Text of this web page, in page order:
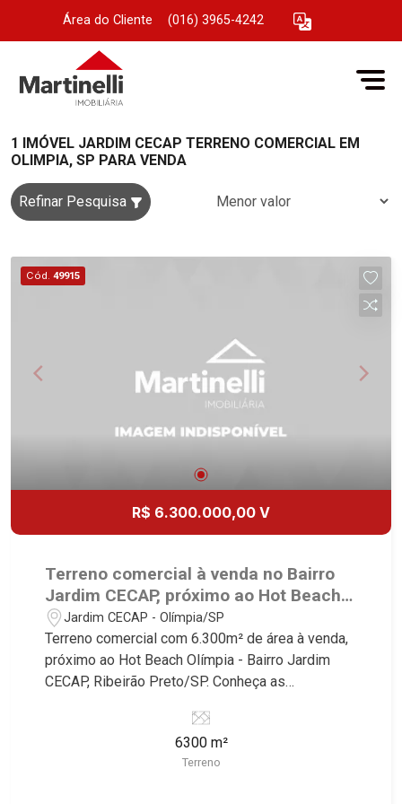
Área do Cliente (016) 3965-4242
1 IMÓVEL JARDIM CECAP TERRENO COMERCIAL EM
OLIMPIA, SP PARA VENDA
Refinar Pesquisa
Cód. 49915
R$ 6.300.000,00 V
Terreno comercial à venda no Bairro
Jardim CECAP, próximo ao Hot Beach
Olímpia - Ribeirão Preto/SP.
Jardim CECAP - Olímpia/SP
Terreno comercial com 6.300m² de área à venda,
próximo ao Hot Beach Olímpia - Bairro Jardim
CECAP, Ribeirão Preto/SP. Conheça as
Imobiliária selecionou para você: - 6.300m² de
área terreno - Plano - Irregular - 10 terrenos
Martinelli Imobiliária - excelência absoluta no
6300 m²
Terreno